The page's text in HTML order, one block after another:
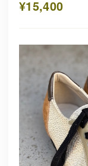
¥15,400